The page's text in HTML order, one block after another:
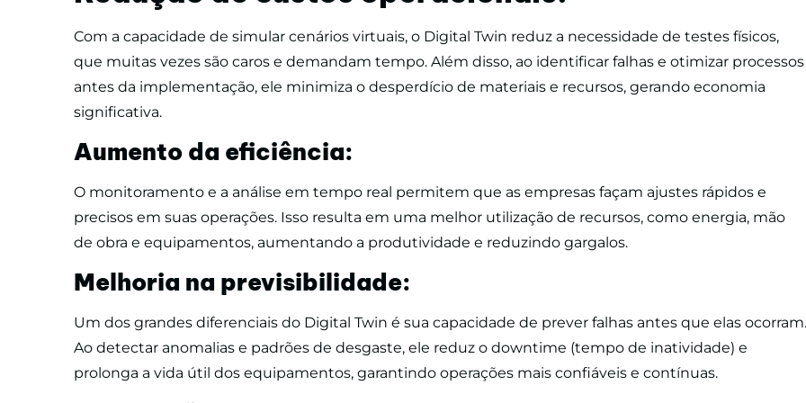
Com a capacidade de simular cenários virtuais, o Digital Twin reduz a necessidade de testes físicos,
que muitas vezes são caros e demandam tempo. Além disso, ao identificar falhas e otimizar processos
antes da implementação, ele minimiza o desperdício de materiais e recursos, gerando economia
significativa.
Aumento da eficiência:
O monitoramento e a análise em tempo real permitem que as empresas façam ajustes rápidos e
precisos em suas operações. Isso resulta em uma melhor utilização de recursos, como energia, mão
de obra e equipamentos, aumentando a produtividade e reduzindo gargalos.
Melhoria na previsibilidade:
Um dos grandes diferenciais do Digital Twin é sua capacidade de prever falhas antes que elas ocorram.
Ao detectar anomalias e padrões de desgaste, ele reduz o downtime (tempo de inatividade) e
prolonga a vida útil dos equipamentos, garantindo operações mais confiáveis e contínuas.